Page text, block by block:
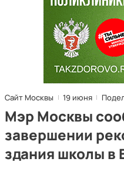
Сайт Москвы 19 июня
Мэр Москвы
завершении
здания школы в